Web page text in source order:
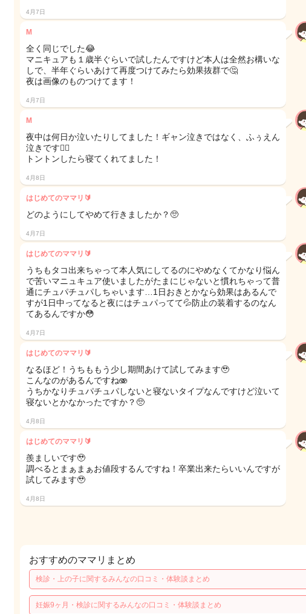
4月7日
M
全く同じでした😂
マニキュアも１歳半ぐらいで試したんですけど本人は全然お構いな
しで、半年ぐらいあけて再度つけてみたら効果抜群で🤔
夜は画像のものつけてます！
4月7日
M
夜中は何日か泣いたりしてました！ギャン泣きではなく、ふぅえん
泣きです🙂‍↕️
トントンしたら寝てくれてました！
4月8日
はじめてのママリ🔰
どのようにしてやめて行きましたか？🥺
4月7日
はじめてのママリ🔰
うちもタコ出来ちゃって本人気にしてるのにやめなくてかなり悩ん
で苦いマニュキュア使いましたがたまにじゃないと慣れちゃって普
通にチュパチュパしちゃいます…1日おきとかなら効果はあるんで
すが1日中ってなると夜にはチュパってて💦防止の装着するのなん
てあるんですか😳
4月7日
はじめてのママリ🔰
なるほど！うちももう少し期間あけて試してみます🥹
こんなのがあるんですね🫨
うちかなりチュパチュパしないと寝ないタイプなんですけど泣いて
寝ないとかなかったですか？🥺
4月8日
はじめてのママリ🔰
羨ましいです🥹
調べるとまぁまぁお値段するんですね！卒業出来たらいいんですが
試してみます🥹
4月8日
おすすめのママリまとめ
検診・上の子に関するみんなの口コミ・体験談まとめ
妊娠9ヶ月・検診に関するみんなの口コミ・体験談まとめ